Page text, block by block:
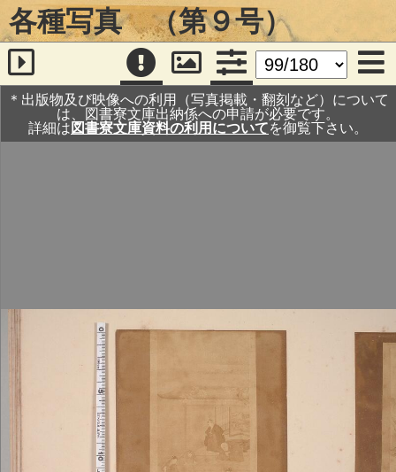
各種写真 （第９号）
＊出版物及び映像への利用（写真掲載・翻刻など）について
は、図書寮文庫出納係への申請が必要です。
詳細は 図書寮文庫資料の利用についてを御覧下さい。